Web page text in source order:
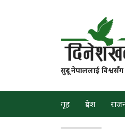
सुदूर नेपाललाई
गृह प्रदेश